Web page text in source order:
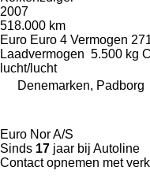
2007
518.000 km
Euro Euro 4 Vermogen
Laadvermogen 5.500 kg
lucht/lucht
Denemarken, Padborg
Euro Nor A/S
Sinds 17 jaar bij Autoline
Contact opnemen met